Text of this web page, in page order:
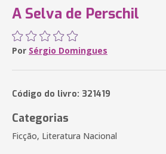
A Selva de Perschil
Por Sérgio Domingues
Código do livro: 321419
Categorias
Ficção, Literatura Nacional